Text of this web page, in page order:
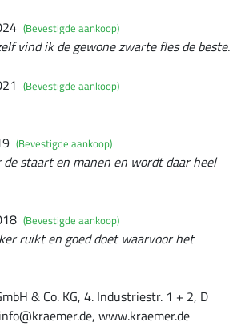
(Bevestigde aankoop)
vind ik de gewone zwarte fles de beste.
(Bevestigde aankoop)
(Bevestigde aankoop)
de staart en manen en wordt daar heel
(Bevestigde aankoop)
ruikt en goed doet waarvoor het
& Co. KG, 4. Industriestr. 1 + 2, D
www.kraemer.de